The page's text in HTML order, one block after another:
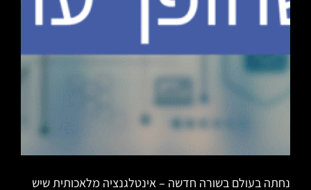
נחתה בעולם בשורה חדשה – אינטלגנציה מלאכותית שיש